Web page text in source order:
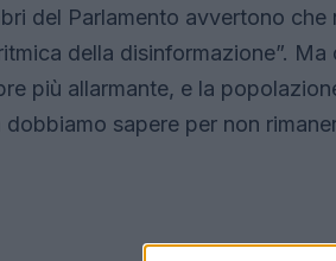
del Parlamento avvertono che
della disinformazione”.
più allarmante, e la
dobbiamo sapere per non